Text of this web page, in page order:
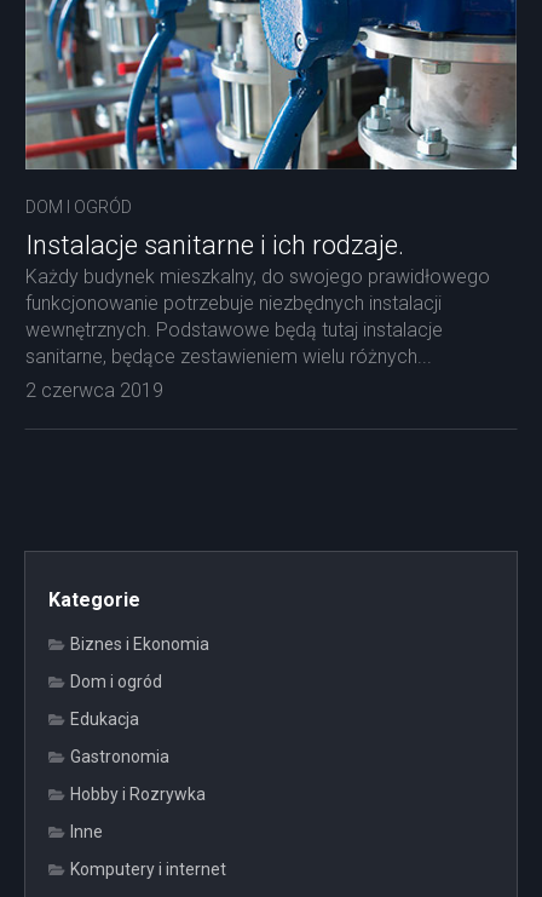
DOM I OGRÓD
Instalacje sanitarne i ich rodzaje.
Każdy budynek mieszkalny, do swojego prawidłowego
funkcjonowanie potrzebuje niezbędnych instalacji
wewnętrznych. Podstawowe będą tutaj instalacje
sanitarne, będące zestawieniem wielu różnych...
2 czerwca 2019
Kategorie
Biznes i Ekonomia
Dom i ogród
Edukacja
Gastronomia
Hobby i Rozrywka
Inne
Komputery i internet